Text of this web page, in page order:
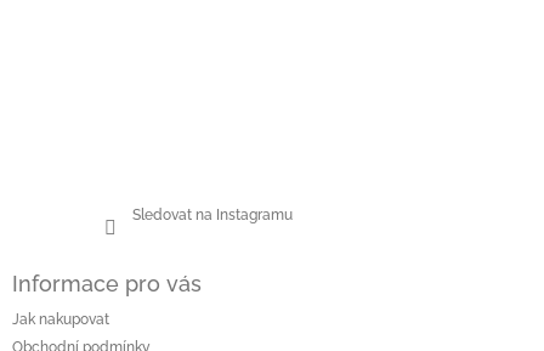
Sledovat na Instagramu
Informace pro vás
Jak nakupovat
Obchodní podmínky